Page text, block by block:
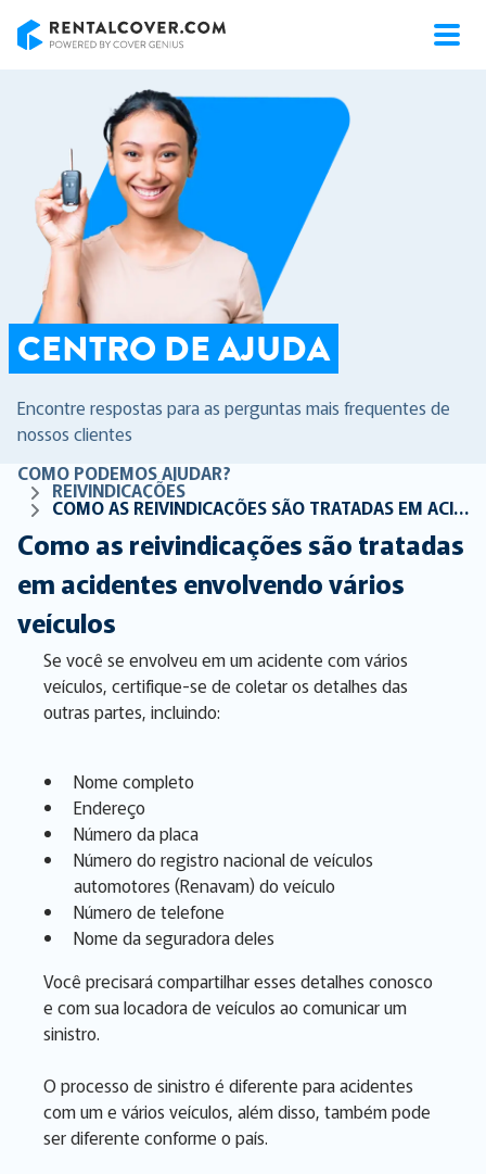
CENTRO DE AJUDA
Encontre respostas para as perguntas mais frequentes de
nossos clientes
COMO PODEMOS AJUDAR?
REIVINDICAÇÕES
COMO AS REIVINDICAÇÕES SÃO TRATADAS EM ACIDENTES ENVOLVENDO VÁRIOS VEÍCULOS
Como as reivindicações são tratadas
em acidentes envolvendo vários
veículos
Se você se envolveu em um acidente com vários
veículos, certifique-se de coletar os detalhes das
outras partes, incluindo:
Nome completo
Endereço
Número da placa
Número do registro nacional de veículos
automotores (Renavam) do veículo
Número de telefone
Nome da seguradora deles
Você precisará compartilhar esses detalhes conosco
e com sua locadora de veículos ao comunicar um
sinistro.
O processo de sinistro é diferente para acidentes
com um e vários veículos, além disso, também pode
ser diferente conforme o país.